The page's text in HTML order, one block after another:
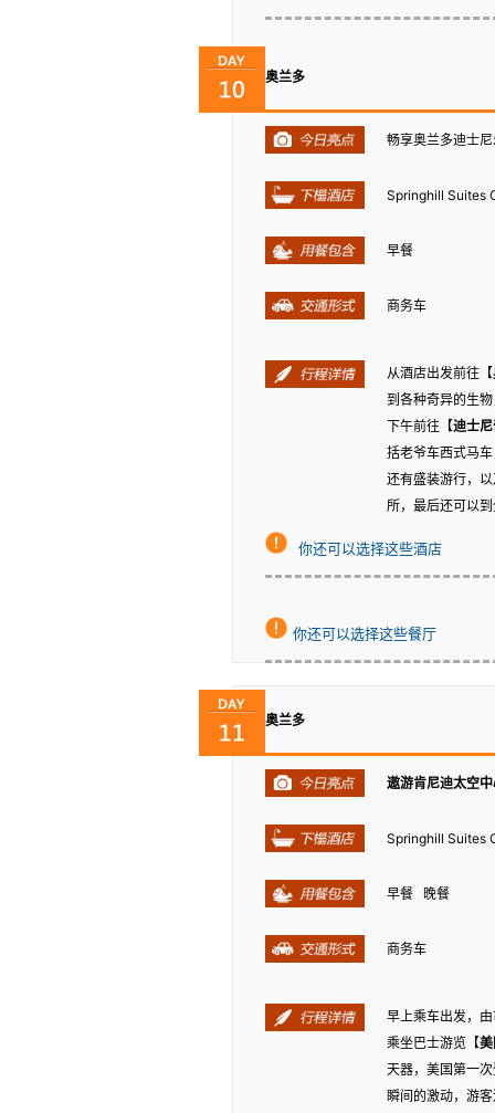
奥兰多
畅享奥兰多迪士
Springhill Suites
早餐
商务车
从酒店出发前往【
到各种奇异的生
下午前往【迪士
括老爷车西式马
还有盛装游行，
所，最后还可以
你还可以选择这些酒店
你还可以选择这些餐厅
奥兰多
遨游肯尼迪太空
Springhill Suites
早餐 晚餐
商务车
早上乘车出发，
乘坐巴士游览【
天器，美国第一
瞬间的激动，游